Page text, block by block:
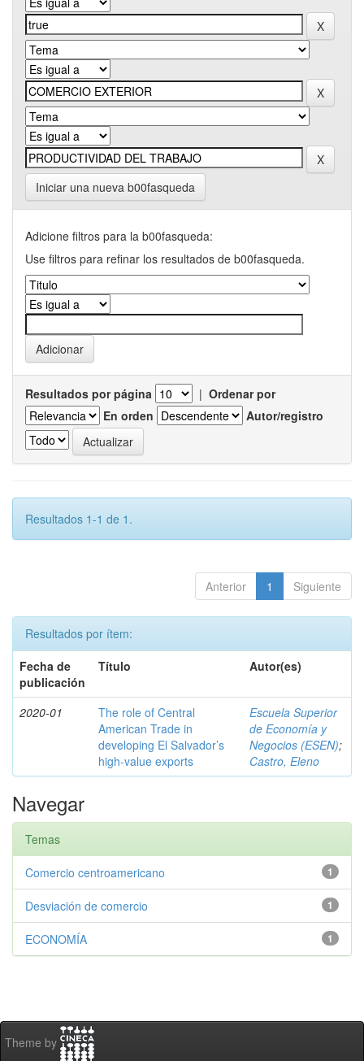
Iniciar una nueva b00fasqueda
Adicione filtros para la b00fasqueda:
Use filtros para refinar los resultados de b00fasqueda.
Resultados por página | Ordenar por
En orden
Autor/registro
Resultados 1-1 de 1.
Anterior 1 Siguiente
Resultados por ítem:
Fecha de
publicación
Título Autor(es)
2020-01
The role of Central
American Trade in
developing El Salvador’s
high-value exports
Escuela Superior
de Economía y
Negocios (ESEN);
Castro, Eleno
Navegar
Temas
1
Comercio centroamericano
1
Desviación de comercio
1
ECONOMÍA
Theme by